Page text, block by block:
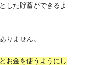
した貯蓄ができるよ
りません。
お金を使うようにし